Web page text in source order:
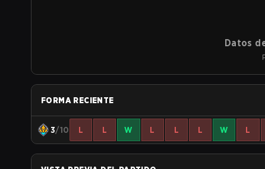
Datos
FORMA RECIENTE
3/10 L L W L L L W L